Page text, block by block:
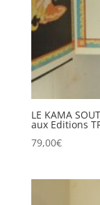
LE KAMA
aux Editions
79,00€